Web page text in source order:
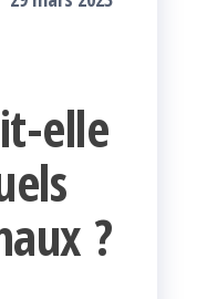
elle
?